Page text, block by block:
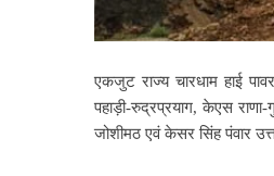
एकजुट राज्य चारधाम हाई
पहाड़ी-रुद्रप्रयाग,केएस राणा-
जोशीमठ एवं केसर सिंह पंवार